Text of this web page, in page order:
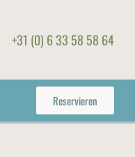
+31 (0) 6 33 58 58 64
Reservieren